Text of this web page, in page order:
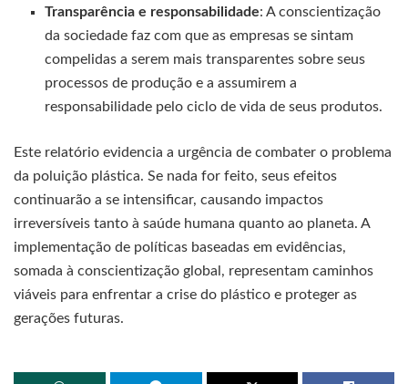
Transparência e responsabilidade: A conscientização
da sociedade faz com que as empresas se sintam
compelidas a serem mais transparentes sobre seus
processos de produção e a assumirem a
responsabilidade pelo ciclo de vida de seus produtos.
Este relatório evidencia a urgência de combater o problema
da poluição plástica. Se nada for feito, seus efeitos
continuarão a se intensificar, causando impactos
irreversíveis tanto à saúde humana quanto ao planeta. A
implementação de políticas baseadas em evidências,
somada à conscientização global, representam caminhos
viáveis para enfrentar a crise do plástico e proteger as
gerações futuras.